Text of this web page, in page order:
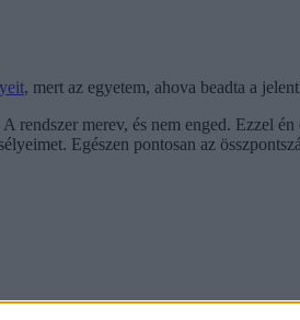
, mert az egyetem, ahova beadta a
rendszer merev, és nem enged. Ezzel
Egészen pontosan az